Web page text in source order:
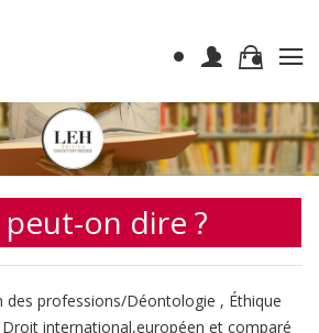
peut-on dire ?
des professions/Déontologie , Éthique
Droit international,européen et comparé